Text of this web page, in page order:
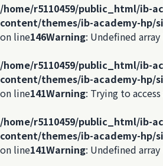
/home/r5110459/public_html/ib-
content/themes/ib-academy-hp/
on line146Warning: Undefined
/home/r5110459/public_html/ib-
content/themes/ib-academy-hp/
on line141Warning: Trying to
/home/r5110459/public_html/ib-
content/themes/ib-academy-hp/
on line141Warning: Undefined